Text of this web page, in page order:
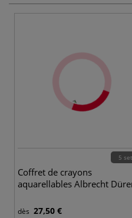
5
Coffret de crayons
aquarellables Albrecht
dès 27,50 €